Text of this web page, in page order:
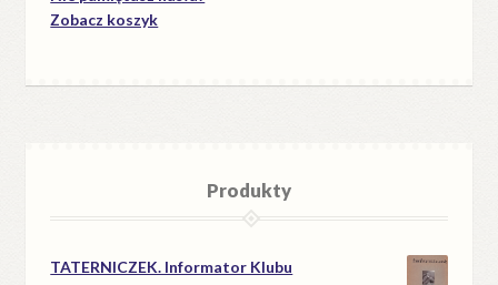
Zobacz koszyk
Produkty
TATERNICZEK. Informator Klubu